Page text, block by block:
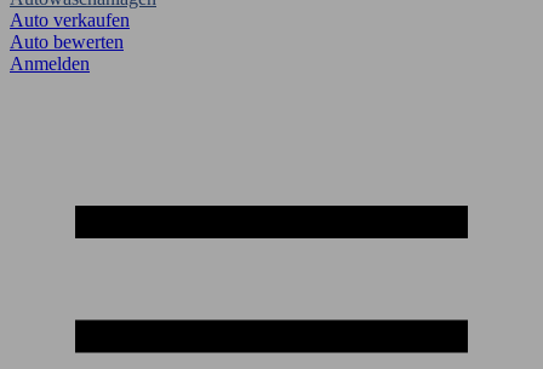
Auto verkaufen
Auto bewerten
Anmelden